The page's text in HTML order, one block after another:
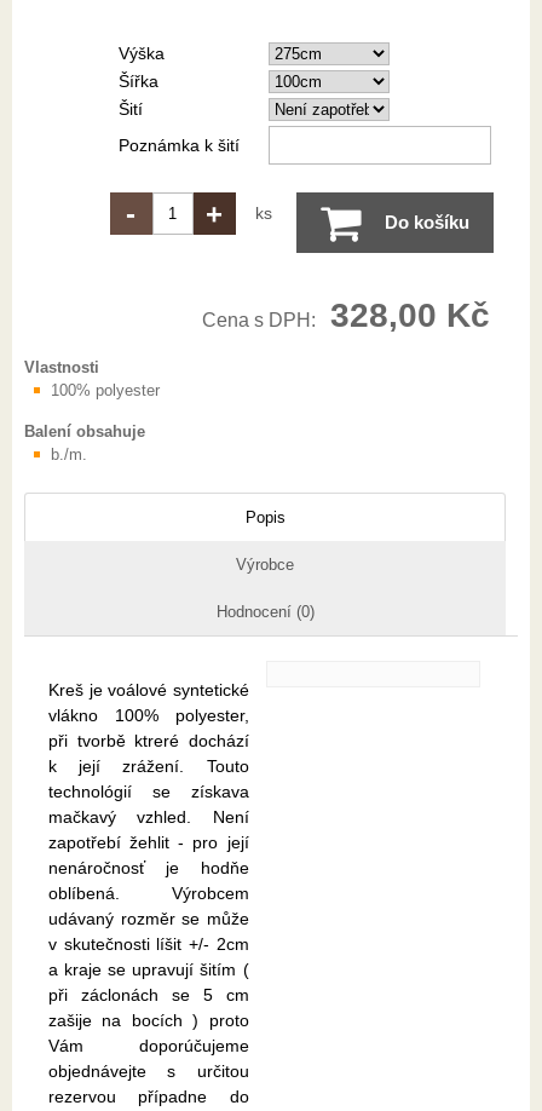
Výška
Šířka
Šití
Poznámka k šití
- + ks Do košíku
Cena s DPH: 328,00 Kč
Vlastnosti
100% polyester
Balení obsahuje
b./m.
Popis
Výrobce
Hodnocení (0)
Kreš je voálové syntetické
vlákno 100% polyester,
při tvorbě ktreré dochází
k její zrážení. Touto
technológií se získava
mačkavý vzhled. Není
zapotřebí žehlit - pro její
nenáročnosť je hodňe
oblíbená. Výrobcem
udávaný rozměr se může
v skutečnosti líšit +/- 2cm
a kraje se upravují šitím (
při záclonách se 5 cm
zašije na bocích ) proto
Vám doporúčujeme
objednávejte s určitou
rezervou případne do